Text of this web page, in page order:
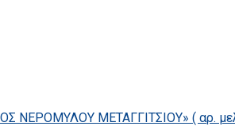
ΜΕΤΑΓΓΙΤΣΙΟΥ» ( αρ.